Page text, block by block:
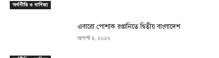
অর্থনীতি ও বাণিজ্য
এবারো পোশাক রপ্তানিতে দ্বিতীয় বাংলাদেশ
আগস্ট ৪, ২০২৬